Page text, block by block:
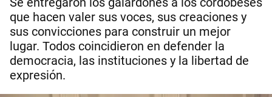
que hacen valer sus voces, sus creaciones y
sus convicciones para construir un mejor
lugar. Todos coincidieron en defender la
democracia, las instituciones y la libertad de
expresión.